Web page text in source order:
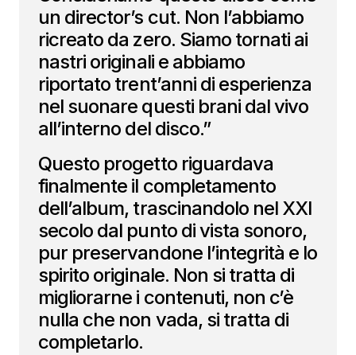
un director’s cut. Non l’abbiamo
ricreato da zero. Siamo tornati ai
nastri originali e abbiamo
riportato trent’anni di esperienza
nel suonare questi brani dal vivo
all’interno del disco.”
Questo progetto riguardava
finalmente il completamento
dell’album, trascinandolo nel XXI
secolo dal punto di vista sonoro,
pur preservandone l’integrità e lo
spirito originale. Non si tratta di
migliorarne i contenuti, non c’è
nulla che non vada, si tratta di
completarlo.